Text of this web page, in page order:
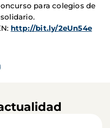
para colegios de
http://bit.ly/2eUn54e